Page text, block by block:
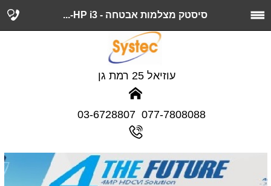
סיסטק מצלמות אבטחה - HP i3-...
077-7808088 03-6728807
עוזיאל 25 רמת גן